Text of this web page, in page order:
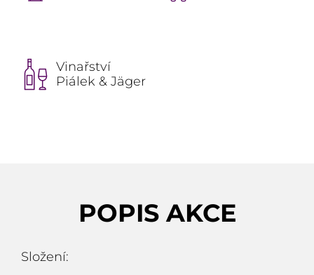
Vinařství
Piálek & Jäger
POPIS AKCE
Složení: